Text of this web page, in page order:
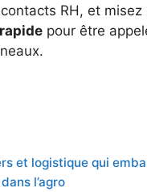
RH, et misez
pour être
et logistique qui
l’agro